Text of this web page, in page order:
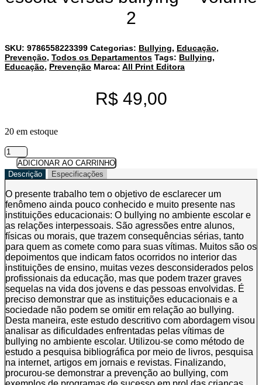
2
SKU: 9786558223399 Categorias: Bullying, Educação,
Prevenção, Todos os Departamentos Tags: Bullying,
Educação, Prevenção Marca: All Print Editora
R$49,00
20 em estoque
As
relações
interpessoais
na
escola
versus
bullying
-
Volume
2
quantidade
ADICIONAR AO CARRINHO
Descrição
Especificações
O presente trabalho tem o objetivo de esclarecer um
fenômeno ainda pouco conhecido e muito presente nas
instituições educacionais: O bullying no ambiente escolar e
as relações interpessoais. São agressões entre alunos,
físicas ou morais, que trazem consequências sérias, tanto
para quem as comete como para suas vítimas. Muitos são os
depoimentos que indicam fatos ocorridos no interior das
instituições de ensino, muitas vezes desconsiderados pelos
profissionais da educação, mas que podem trazer graves
sequelas na vida dos jovens e das pessoas envolvidas. É
preciso demonstrar que as instituições educacionais e a
sociedade não podem se omitir em relação ao bullying.
Desta maneira, este estudo descritivo com abordagem visou
analisar as dificuldades enfrentadas pelas vítimas de
bullying no ambiente escolar. Utilizou-se como método de
estudo a pesquisa bibliográfica por meio de livros, pesquisa
na internet, artigos em jornais e revistas. Finalizando,
procurou-se demonstrar a prevenção ao bullying, com